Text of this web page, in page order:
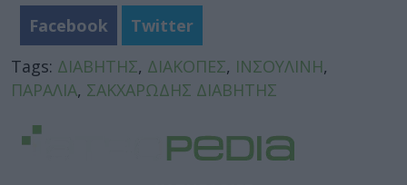
Facebook
Twitter
Tags: ΔΙΑΒΗΤΗΣ, ΔΙΑΚΟΠΕΣ, ΙΝΣΟΥΛΙΝΗ,
ΠΑΡΑΛΙΑ, ΣΑΚΧΑΡΩΔΗΣ ΔΙΑΒΗΤΗΣ